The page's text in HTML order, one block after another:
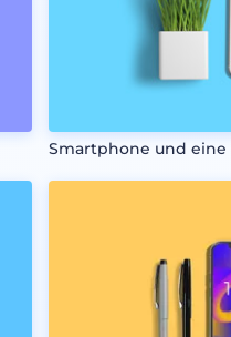
Smartphone und eine